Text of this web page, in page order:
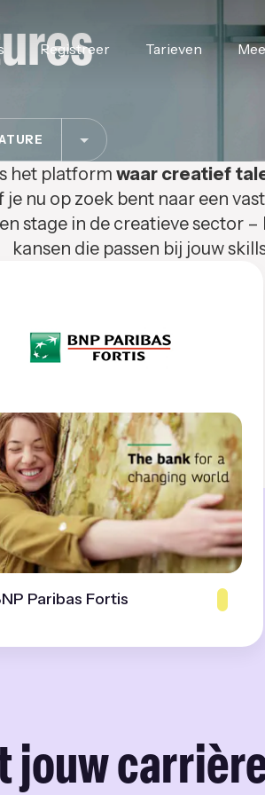
Registreer Tarieven
het platform waar creatief
je nu op zoek bent naar een
stage in de creatieve sector
kansen die passen bij jouw
Paribas Fortis
jouw